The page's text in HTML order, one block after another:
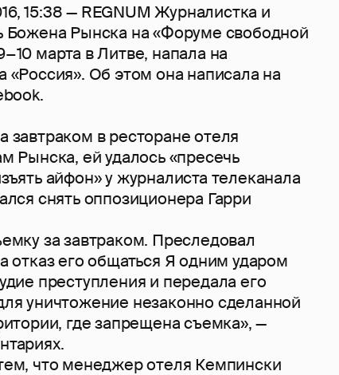
15:38 — REGNUM Журналистка и
Божена Рынска на «Форуме свободной
марта в Литве, напала на
«Россия». Об этом она написала на
завтраком в ресторане отеля
Рынска, ей удалось «пресечь
айфон» у журналиста телеканала
снять оппозиционера Гарри
за завтраком. Преследовал
отказ его общаться Я одним ударом
преступления и передала его
уничтожение незаконно сделанной
где запрещена съемка», —
что менеджер отеля Кемпински